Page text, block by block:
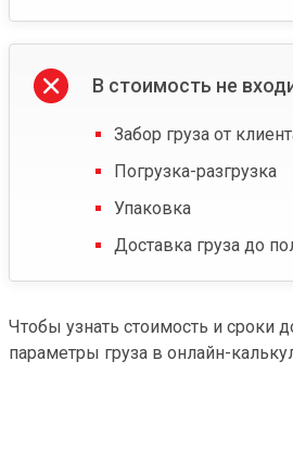
В стоимость не
Забор груза от
Погрузка-разгрузка
Упаковка
Доставка груза до
Чтобы узнать стоимость и сроки
параметры груза в онлайн-